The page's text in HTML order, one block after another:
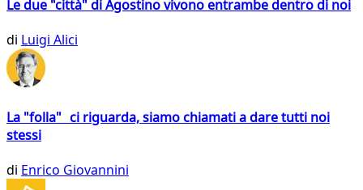
Le due "città" di Agostino vivono entrambe dentro di noi
di Luigi Alici
La "folla" ci riguarda, siamo chiamati a dare tutti noi
stessi
di Enrico Giovannini